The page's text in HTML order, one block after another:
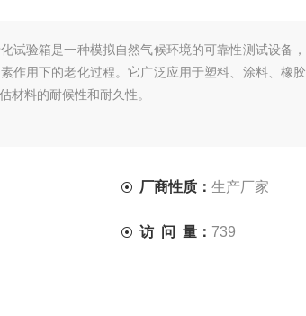
试验箱是一种模拟自然气候环境的可靠性测试设备
作用下的老化过程。它广泛应用于塑料、涂料、橡
材料的耐候性和耐久性。
厂商性质：生产厂家
访 问 量： 739